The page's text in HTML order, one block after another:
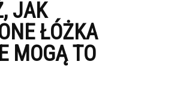
JAK
ŁÓŻKA
MOGĄ TO